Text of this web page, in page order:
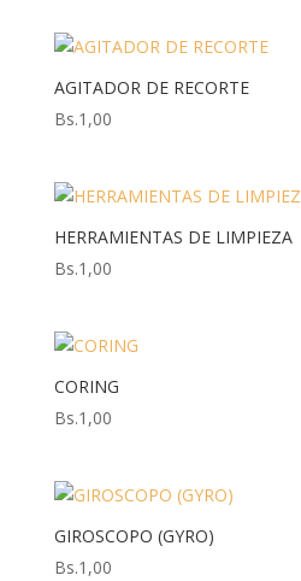
AGITADOR DE RECORTE
Bs.1,00
HERRAMIENTAS DE LIMPIEZA
Bs.1,00
CORING
Bs.1,00
GIROSCOPO (GYRO)
Bs.1,00